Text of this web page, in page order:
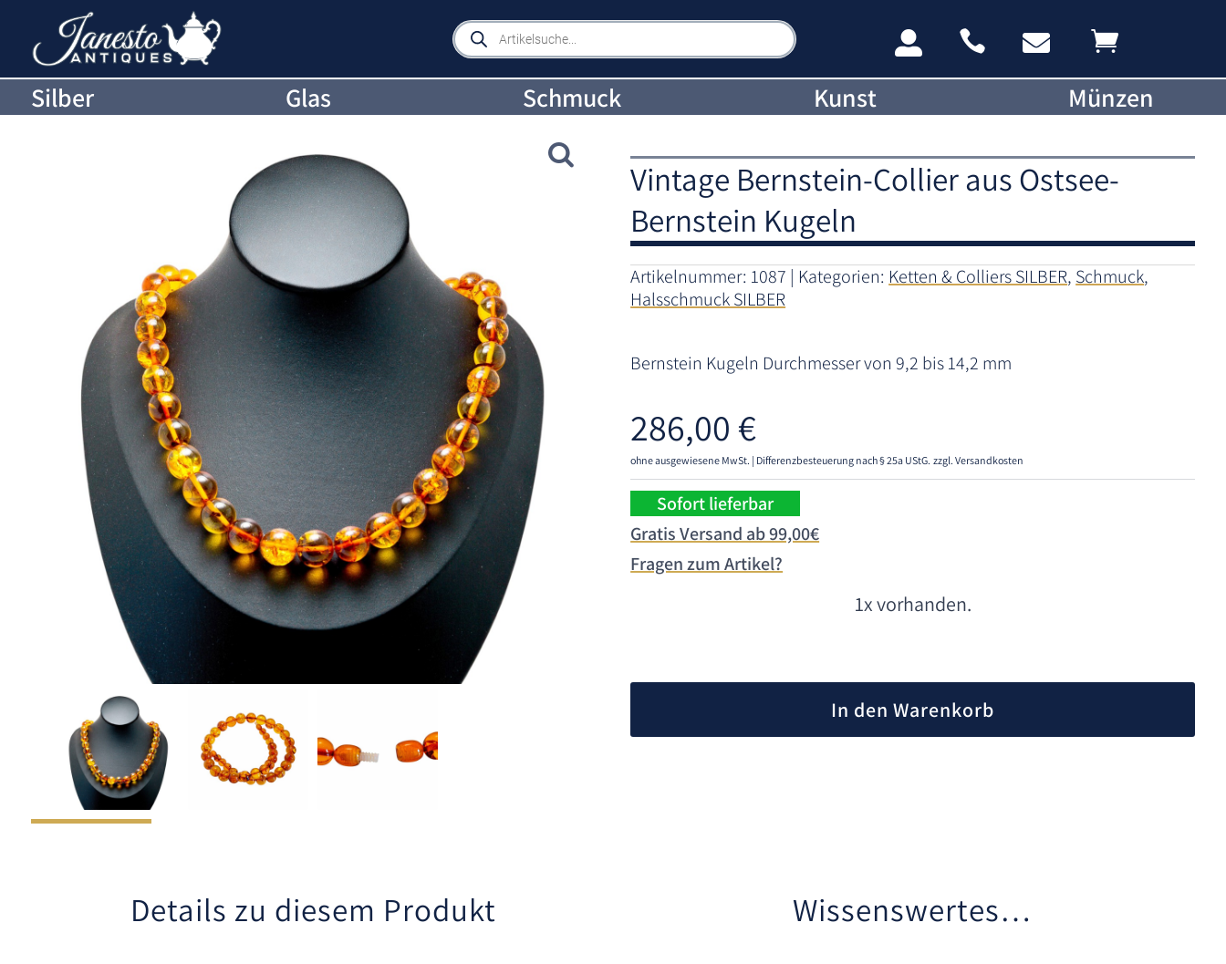
Products
search    
Silber Glas Schmuck Kunst Münzen
Vintage Bernstein-Collier aus Ostsee-
Bernstein Kugeln
Artikelnummer: 1087 Kategorien: Ketten & Colliers SILBER, Schmuck,
Halsschmuck SILBER
Bernstein Kugeln Durchmesser von 9,2 bis 14,2 mm
286,00 €
ohne ausgewiesene MwSt. | Differenzbesteuerung nach § 25a UStG. zzgl. Versandkosten
Sofort lieferbar
Gratis Versand ab 99,00€
Fragen zum Artikel?
1x vorhanden.
In den Warenkorb
Details zu diesem Produkt Wissenswertes…